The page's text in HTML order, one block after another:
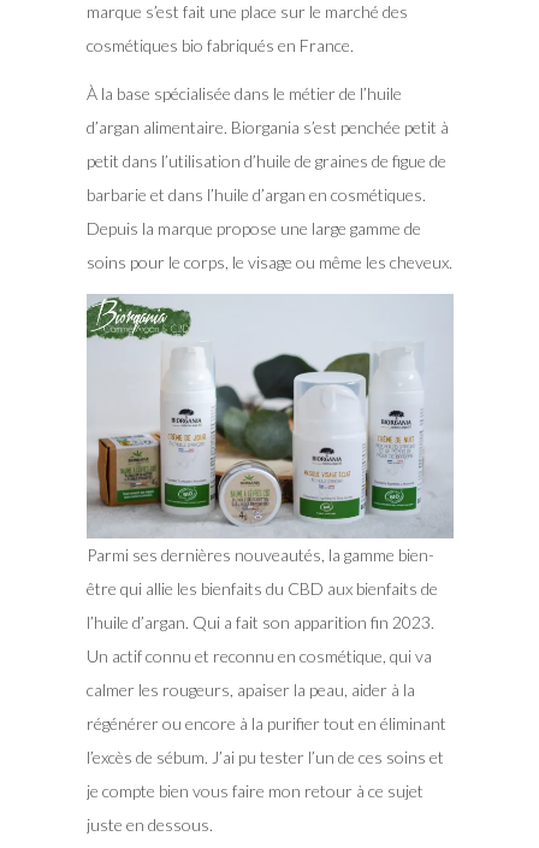
marque s’est fait une place sur le marché des
cosmétiques bio fabriqués en France.
À la base spécialisée dans le métier de l’huile
d’argan alimentaire. Biorgania s’est penchée petit à
petit dans l’utilisation d’huile de graines de figue de
barbarie et dans l’huile d’argan en cosmétiques.
Depuis la marque propose une large gamme de
soins pour le corps, le visage ou même les cheveux.
Parmi ses dernières nouveautés, la gamme bien-
être qui allie les bienfaits du CBD aux bienfaits de
l’huile d’argan. Qui a fait son apparition fin 2023.
Un actif connu et reconnu en cosmétique, qui va
calmer les rougeurs, apaiser la peau, aider à la
régénérer ou encore à la purifier tout en éliminant
l’excès de sébum. J’ai pu tester l’un de ces soins et
je compte bien vous faire mon retour à ce sujet
juste en dessous.